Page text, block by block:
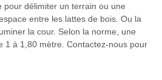
pour délimiter un terrain ou une
entre les lattes de bois. Ou la
la cour. Selon la norme, une
1 à 1,80 mètre. Contactez-nous pour